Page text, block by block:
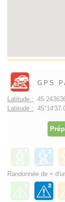
GPS
Latitude :
Latitude :
Randonnée de +